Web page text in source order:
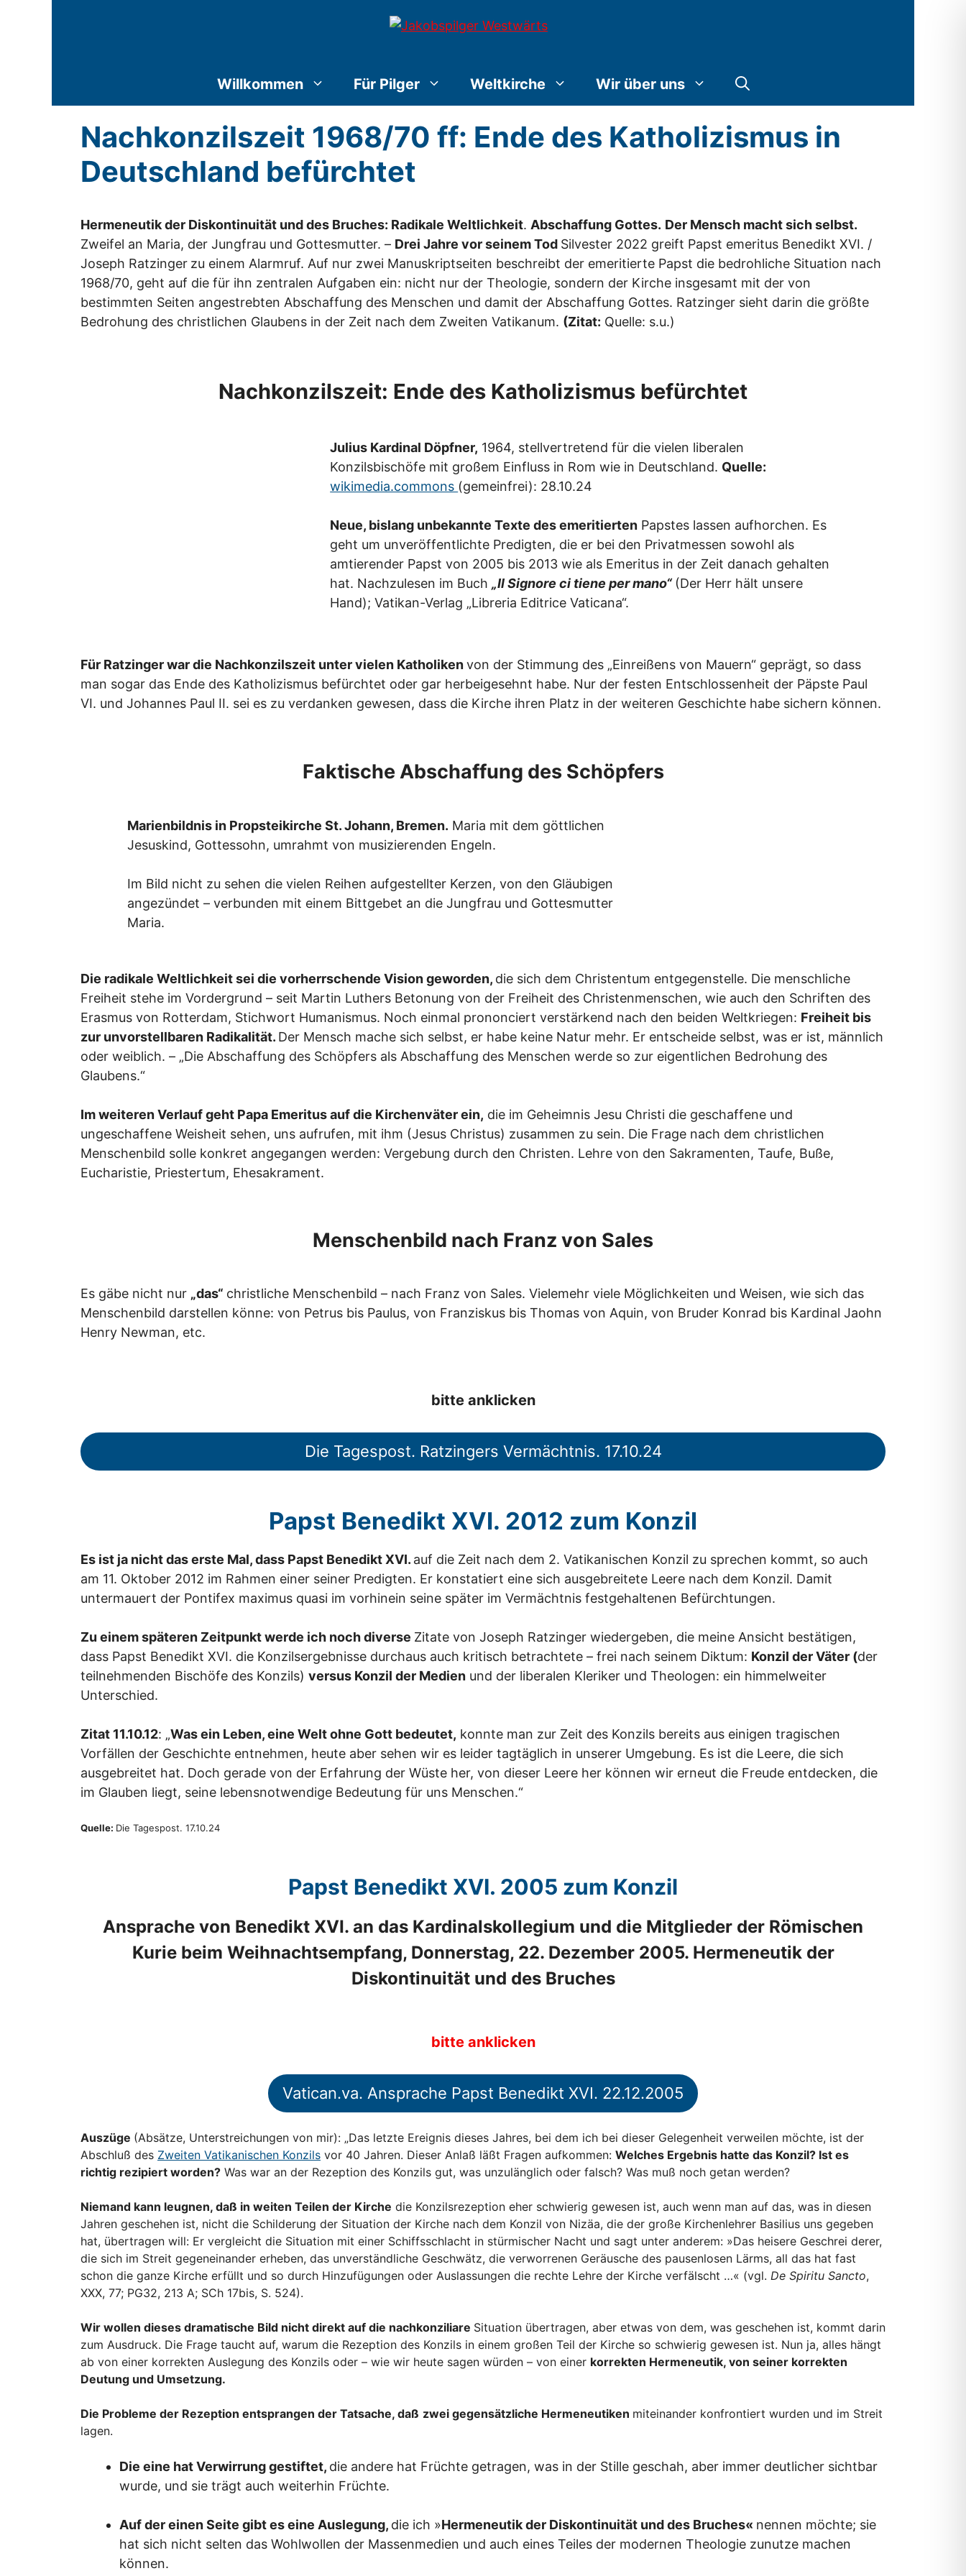
Willkommen Für Pilger Weltkirche Wir über uns
Nachkonzilszeit 1968/70 ff: Ende des Katholizismus in
Deutschland befürchtet
Hermeneutik der Diskontinuität und des Bruches: Radikale Weltlichkeit. Abschaffung Gottes. Der Mensch macht sich selbst.
Zweifel an Maria, der Jungfrau und Gottesmutter. – Drei Jahre vor seinem Tod Silvester 2022 greift Papst emeritus Benedikt XVI. /
Joseph Ratzinger zu einem Alarmruf. Auf nur zwei Manuskriptseiten beschreibt der emeritierte Papst die bedrohliche Situation nach
1968/70, geht auf die für ihn zentralen Aufgaben ein: nicht nur der Theologie, sondern der Kirche insgesamt mit der von
bestimmten Seiten angestrebten Abschaffung des Menschen und damit der Abschaffung Gottes. Ratzinger sieht darin die größte
Bedrohung des christlichen Glaubens in der Zeit nach dem Zweiten Vatikanum. (Zitat: Quelle: s.u.)
Nachkonzilszeit: Ende des Katholizismus befürchtet
Julius Kardinal Döpfner, 1964, stellvertretend für die vielen liberalen
Konzilsbischöfe mit großem Einfluss in Rom wie in Deutschland. Quelle:
wikimedia.commons (gemeinfrei): 28.10.24
Neue, bislang unbekannte Texte des emeritierten Papstes lassen aufhorchen. Es
geht um unveröffentlichte Predigten, die er bei den Privatmessen sowohl als
amtierender Papst von 2005 bis 2013 wie als Emeritus in der Zeit danach gehalten
hat. Nachzulesen im Buch„Il Signore ci tiene per mano“ (Der Herr hält unsere
Hand); Vatikan-Verlag „Libreria Editrice Vaticana“.
Für Ratzinger war die Nachkonzilszeit unter vielen Katholikenvon der Stimmung des „Einreißens von Mauern“ geprägt, so dass
man sogar das Ende des Katholizismus befürchtet oder gar herbeigesehnt habe. Nur der festen Entschlossenheit der Päpste Paul
VI. und Johannes Paul II. sei es zu verdanken gewesen, dass die Kirche ihren Platz in der weiteren Geschichte habe sichern können.
Faktische Abschaffung des Schöpfers
Marienbildnis in Propsteikirche St. Johann, Bremen. Maria mit dem göttlichen
Jesuskind, Gottessohn, umrahmt von musizierenden Engeln.
Im Bild nicht zu sehen die vielen Reihen aufgestellter Kerzen, von den Gläubigen
angezündet – verbunden mit einem Bittgebet an die Jungfrau und Gottesmutter
Maria.
Die radikale Weltlichkeit sei die vorherrschende Vision geworden, die sich dem Christentum entgegenstelle. Die menschliche
Freiheit stehe im Vordergrund – seit Martin Luthers Betonung von der Freiheit des Christenmenschen, wie auch den Schriften des
Erasmus von Rotterdam, Stichwort Humanismus. Noch einmal prononciert verstärkend nach den beiden Weltkriegen: Freiheit bis
zur unvorstellbaren Radikalität. Der Mensch mache sich selbst, er habe keine Natur mehr. Er entscheide selbst, was er ist, männlich
oder weiblich. – „Die Abschaffung des Schöpfers als Abschaffung des Menschen werde so zur eigentlichen Bedrohung des
Glaubens.“
Im weiteren Verlauf geht Papa Emeritus auf die Kirchenväter ein, die im Geheimnis Jesu Christi die geschaffene und
ungeschaffene Weisheit sehen, uns aufrufen, mit ihm (Jesus Christus) zusammen zu sein. Die Frage nach dem christlichen
Menschenbild solle konkret angegangen werden: Vergebung durch den Christen. Lehre von den Sakramenten, Taufe, Buße,
Eucharistie, Priestertum, Ehesakrament.
Menschenbild nach Franz von Sales
Es gäbe nicht nur „das“ christliche Menschenbild – nach Franz von Sales. Vielemehr viele Möglichkeiten und Weisen, wie sich das
Menschenbild darstellen könne: von Petrus bis Paulus, von Franziskus bis Thomas von Aquin, von Bruder Konrad bis Kardinal Jaohn
Henry Newman, etc.
bitte anklicken
Die Tagespost. Ratzingers Vermächtnis. 17.10.24
Papst Benedikt XVI. 2012 zum Konzil
Es ist ja nicht das erste Mal, dass Papst Benedikt XVI. auf die Zeit nach dem 2. Vatikanischen Konzil zu sprechen kommt, so auch
am 11. Oktober 2012 im Rahmen einer seiner Predigten. Er konstatiert eine sich ausgebreitete Leere nach dem Konzil. Damit
untermauert der Pontifex maximus quasi im vorhinein seine später im Vermächtnis festgehaltenen Befürchtungen.
Zu einem späteren Zeitpunkt werde ich noch diverse Zitate von Joseph Ratzinger wiedergeben, die meine Ansicht bestätigen,
dass Papst Benedikt XVI. die Konzilsergebnisse durchaus auch kritisch betrachtete – frei nach seinem Diktum: Konzil der Väter (der
teilnehmenden Bischöfe des Konzils) versus Konzil der Medien und der liberalen Kleriker und Theologen: ein himmelweiter
Unterschied.
Zitat 11.10.12: „Was ein Leben, eine Welt ohne Gott bedeutet, konnte man zur Zeit des Konzils bereits aus einigen tragischen
Vorfällen der Geschichte entnehmen, heute aber sehen wir es leider tagtäglich in unserer Umgebung. Es ist die Leere, die sich
ausgebreitet hat. Doch gerade von der Erfahrung der Wüste her, von dieser Leere her können wir erneut die Freude entdecken, die
im Glauben liegt, seine lebensnotwendige Bedeutung für uns Menschen.“
Quelle: Die Tagespost. 17.10.24
Papst Benedikt XVI. 2005 zum Konzil
Ansprache von Benedikt XVI. an das Kardinalskollegium und die Mitglieder der Römischen
Kurie beim Weihnachtsempfang, Donnerstag, 22. Dezember 2005. Hermeneutik der
Diskontinuität und des Bruches
bitte anklicken
Vatican.va. Ansprache Papst Benedikt XVI. 22.12.2005
Auszüge (Absätze, Unterstreichungen von mir): „Das letzte Ereignis dieses Jahres, bei dem ich bei dieser Gelegenheit verweilen möchte, ist der
Abschluß des Zweiten Vatikanischen Konzils vor 40 Jahren. Dieser Anlaß läßt Fragen aufkommen: Welches Ergebnis hatte das Konzil? Ist es
richtig rezipiert worden? Was war an der Rezeption des Konzils gut, was unzulänglich oder falsch? Was muß noch getan werden?
Niemand kann leugnen, daß in weiten Teilen der Kirche die Konzilsrezeption eher schwierig gewesen ist, auch wenn man auf das, was in diesen
Jahren geschehen ist, nicht die Schilderung der Situation der Kirche nach dem Konzil von Nizäa, die der große Kirchenlehrer Basilius uns gegeben
hat, übertragen will: Er vergleicht die Situation mit einer Schiffsschlacht in stürmischer Nacht und sagt unter anderem: »Das heisere Geschrei derer,
die sich im Streit gegeneinander erheben, das unverständliche Geschwätz, die verworrenen Geräusche des pausenlosen Lärms, all das hat fast
schon die ganze Kirche erfüllt und so durch Hinzufügungen oder Auslassungen die rechte Lehre der Kirche verfälscht …« (vgl. De Spiritu Sancto,
XXX, 77; PG32, 213 A; SCh 17bis, S. 524).
Wir wollen dieses dramatische Bild nicht direkt auf die nachkonziliare Situation übertragen, aber etwas von dem, was geschehen ist, kommt darin
zum Ausdruck. Die Frage taucht auf, warum die Rezeption des Konzils in einem großen Teil der Kirche so schwierig gewesen ist. Nun ja, alles hängt
ab von einer korrekten Auslegung des Konzils oder – wie wir heute sagen würden – von einer korrekten Hermeneutik, von seiner korrekten
Deutung und Umsetzung.
Die Probleme der Rezeption entsprangen der Tatsache, daß zwei gegensätzliche Hermeneutiken miteinander konfrontiert wurden und im Streit
lagen.
Die eine hat Verwirrung gestiftet, die andere hat Früchte getragen, was in der Stille geschah, aber immer deutlicher sichtbar
wurde, und sie trägt auch weiterhin Früchte.
Auf der einen Seite gibt es eine Auslegung, die ich »Hermeneutik der Diskontinuität und des Bruches« nennen möchte; sie
hat sich nicht selten das Wohlwollen der Massenmedien und auch eines Teiles der modernen Theologie zunutze machen
können.